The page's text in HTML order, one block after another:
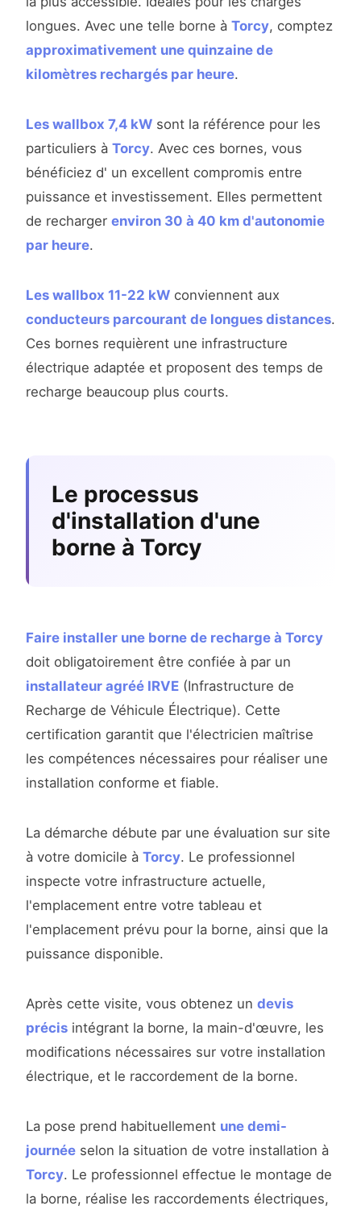
longues. Avec une telle borne à Torcy, comptez
approximativement une quinzaine de
kilomètres rechargés par heure.
Les wallbox 7,4 kW sont la référence pour les
particuliers à Torcy. Avec ces bornes, vous
bénéficiez d' un excellent compromis entre
puissance et investissement. Elles permettent
de recharger environ 30 à 40 km d'autonomie
par heure.
Les wallbox 11-22 kW conviennent aux
conducteurs parcourant de longues distances.
Ces bornes requièrent une infrastructure
électrique adaptée et proposent des temps de
recharge beaucoup plus courts.
Le processus
d'installation d'une
borne à Torcy
Faire installer une borne de recharge à Torcy
doit obligatoirement être confiée à par un
installateur agréé IRVE (Infrastructure de
Recharge de Véhicule Électrique). Cette
certification garantit que l'électricien maîtrise
les compétences nécessaires pour réaliser une
installation conforme et fiable.
La démarche débute par une évaluation sur site
à votre domicile à Torcy. Le professionnel
inspecte votre infrastructure actuelle,
l'emplacement entre votre tableau et
l'emplacement prévu pour la borne, ainsi que la
puissance disponible.
Après cette visite, vous obtenez un devis
précis intégrant la borne, la main-d'œuvre, les
modifications nécessaires sur votre installation
électrique, et le raccordement de la borne.
La pose prend habituellement une demi-
journée selon la situation de votre installation à
Torcy. Le professionnel effectue le montage de
la borne, réalise les raccordements électriques,